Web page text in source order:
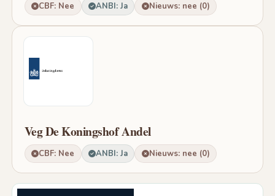
CBF: Nee ANBI: Ja Nieuws: nee (0)
Veg De Koningshof Andel
CBF: Nee ANBI: Ja Nieuws: nee (0)